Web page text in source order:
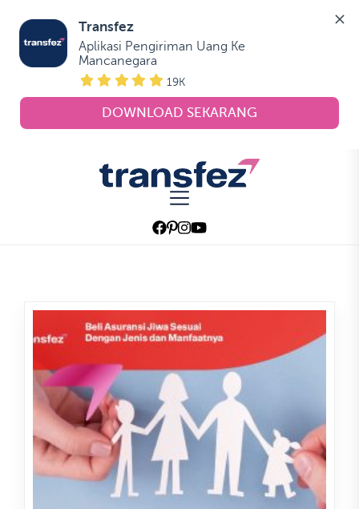
Transfez
Aplikasi Pengiriman Uang Ke
Mancanegara
19K
DOWNLOAD SEKARANG
Transfez